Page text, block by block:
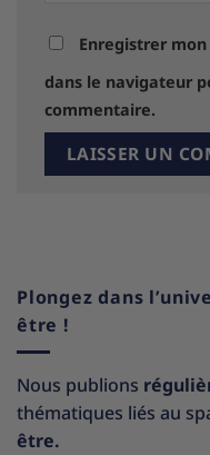
Enregistrer
dans le navigateur
commentaire.
Plongez dans
être !
Nous publions
thématiques liés au
être.